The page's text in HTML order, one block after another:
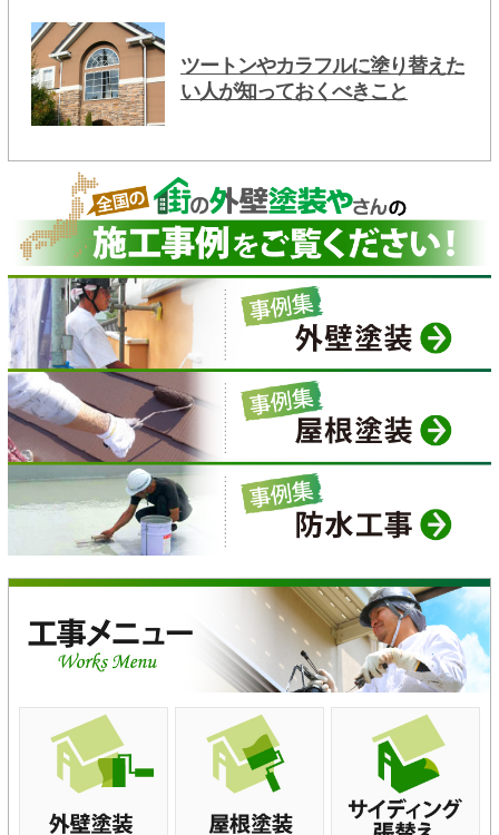
ツートンやカラフルに塗り替えた
い人が知っておくべきこと